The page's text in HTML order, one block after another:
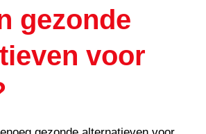
gezonde
voor